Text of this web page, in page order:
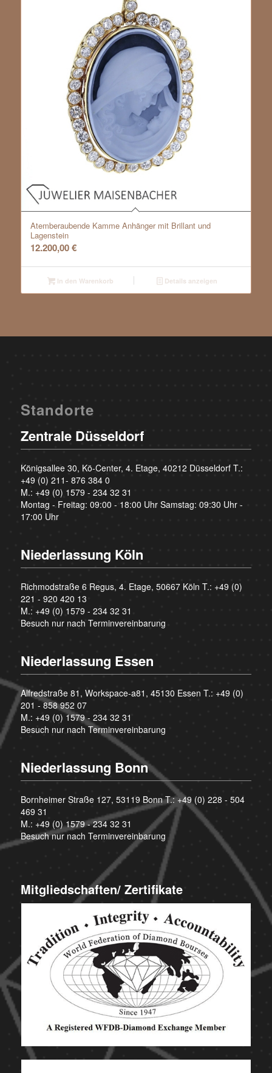
Atemberaubende Kamme Anhänger mit Brillant und
Lagenstein
12.200,00€
In den Warenkorb Details anzeigen
Standorte
Zentrale Düsseldorf
Königsallee 30, Kö-Center, 4. Etage, 40212 Düsseldorf T.:
+49 (0) 211- 876 384 0
M.: +49 (0) 1579 - 234 32 31
Montag - Freitag: 09:00 - 18:00 Uhr Samstag: 09:30 Uhr -
17:00 Uhr
Niederlassung Köln
Richmodstraße 6 Regus, 4. Etage, 50667 Köln T.: +49 (0)
221 - 920 420 13
M.: +49 (0) 1579 - 234 32 31
Besuch nur nach Terminvereinbarung
Niederlassung Essen
Alfredstraße 81, Workspace-a81, 45130 Essen T.: +49 (0)
201 - 858 952 07
M.: +49 (0) 1579 - 234 32 31
Besuch nur nach Terminvereinbarung
Niederlassung Bonn
Bornheimer Straße 127, 53119 Bonn T.:+49 (0) 228 - 504
469 31
M.: +49 (0) 1579 - 234 32 31
Besuch nur nach Terminvereinbarung
Mitgliedschaften/ Zertifikate